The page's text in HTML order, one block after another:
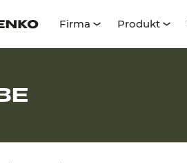
Firma Produkt